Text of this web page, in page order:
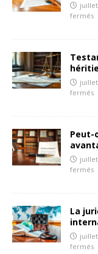
juillet
fermés
juillet
fermés
Peut-
juillet
fermés
La
juillet
fermés